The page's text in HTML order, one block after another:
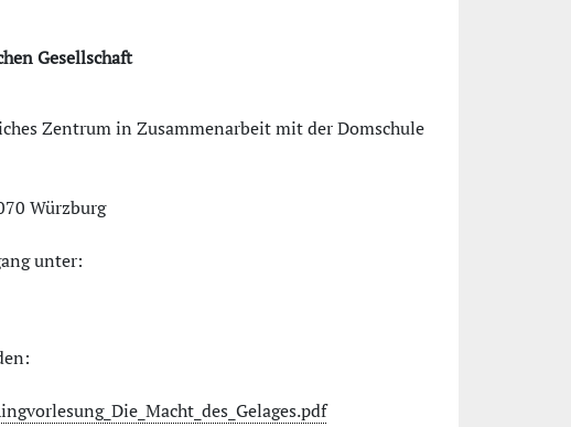
Gesellschaft
Zentrum in Zusammenarbeit mit der Domschule
Würzburg
unter: